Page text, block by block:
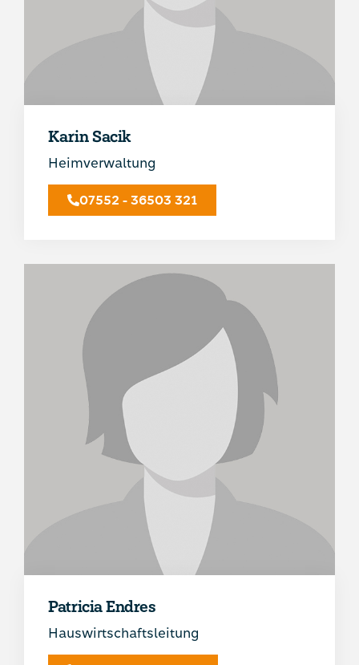
Karin Sacik
Heimverwaltung
07552 - 36503 321
Patricia Endres
Hauswirtschaftsleitung